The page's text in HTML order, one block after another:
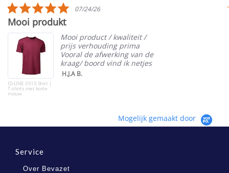
5.0
star
07/24/26
Mooi produkt
ID-LINE 0510 Shirt |
T-shirts met korte
mouw
Mooi product / kwaliteit /
prijs verhouding prima
Vooral de afwerking van de
kraag/ boord vind ik netjes
H.J.A B.
Mogelijk gemaakt door
Service
Over Bevazet